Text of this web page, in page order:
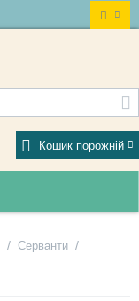
Кошик порожній
/ Серванти /